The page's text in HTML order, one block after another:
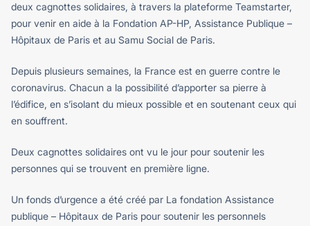
deux cagnottes solidaires, à travers la plateforme Teamstarter,
pour venir en aide à la Fondation AP-HP, Assistance Publique –
Hôpitaux de Paris et au Samu Social de Paris.
Depuis plusieurs semaines, la France est en guerre contre le
coronavirus. Chacun a la possibilité d’apporter sa pierre à
l’édifice, en s’isolant du mieux possible et en soutenant ceux qui
en souffrent.
Deux cagnottes solidaires ont vu le jour pour soutenir les
personnes qui se trouvent en première ligne.
Un fonds d’urgence a été créé par La fondation Assistance
publique – Hôpitaux de Paris pour soutenir les personnels